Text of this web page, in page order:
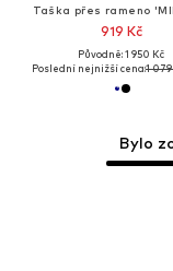
Taška přes rameno
919 Kč
Původně: 1 950 Kč
Poslední nejnižší cena:1 079
Bylo